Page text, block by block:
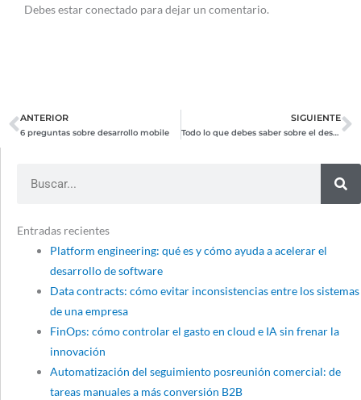
Debes estar conectado para dejar un comentario.
Prev
ANTERIOR
6 preguntas sobre desarrollo mobile
SIGUIENTE
Todo lo que debes saber sobre el desarrollo de software a medida
Entradas recientes
Platform engineering: qué es y cómo ayuda a acelerar el
desarrollo de software
Data contracts: cómo evitar inconsistencias entre los sistemas
de una empresa
FinOps: cómo controlar el gasto en cloud e IA sin frenar la
innovación
Automatización del seguimiento posreunión comercial: de
tareas manuales a más conversión B2B